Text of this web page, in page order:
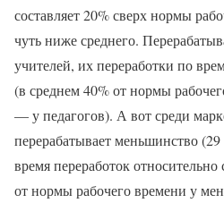
составляет 20% сверх нормы
чуть ниже среднего.
учителей, их переработки по
(в среднем 40% от нормы
— у педагогов). А вот среди
перерабатывает меньшинство
время переработок
от нормы рабочего времени у